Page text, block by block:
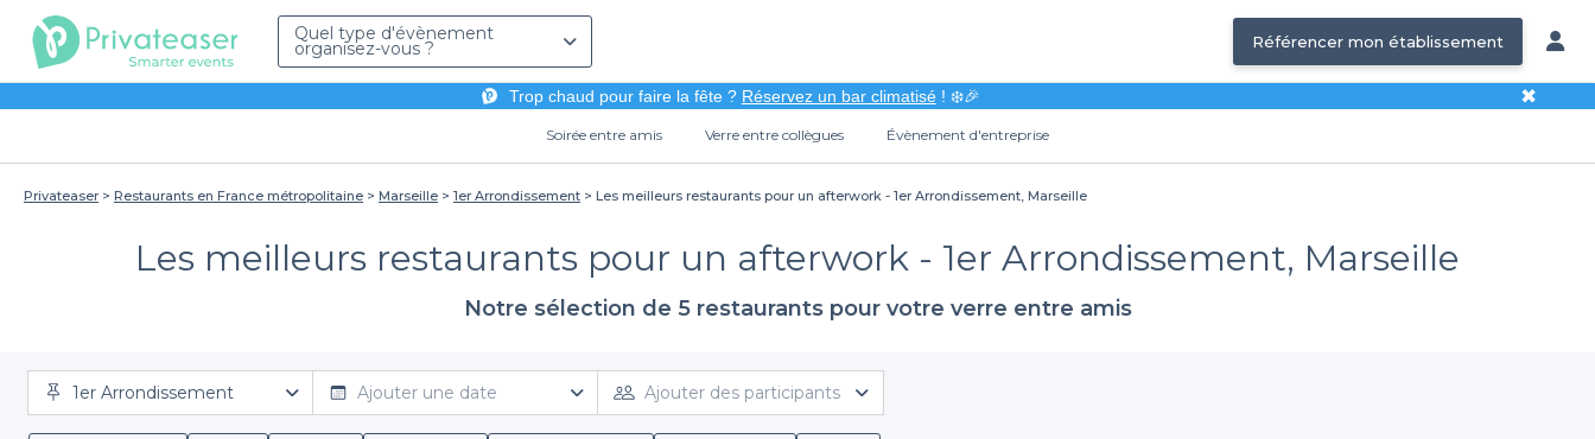
Quel type d'évènement
organisez-vous ? Référencer mon établissement
Trop chaud pour faire la fête ? Réservez un bar climatisé! ❄️🎉 ✖
Soirée entre amis Verre entre collègues Évènement d'entreprise
Privateaser Restaurants en France métropolitaine Marseille 1er Arrondissement Les meilleurs restaurants pour un afterwork - 1er Arrondissement, Marseille
Les meilleurs restaurants pour un afterwork - 1er Arrondissement, Marseille
Notre sélection de 5 restaurants pour votre verre entre amis
1er Arrondissement Ajouter une date Ajouter des participants